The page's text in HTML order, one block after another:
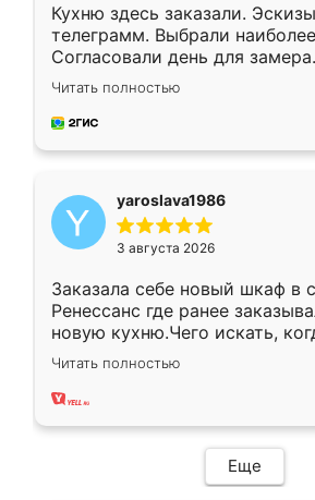
Кухню здесь заказали.
телеграмм. Выбрали
Согласовали день для
недели кухня была уже
довольны работой. Спасибо
мебель за качественную
Читать полностью
yaroslava1986
3 августа 2026
Заказала себе новый шкаф в
Ренессанс где ранее
новую кухню.Чего искать,
вполне довольна. Служит
два года, нареканий нет.
Читать полностью
Еще